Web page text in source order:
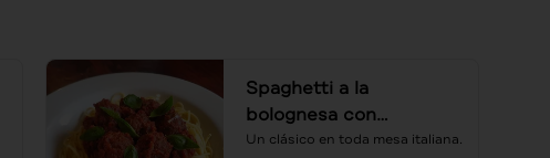
Spaghetti a la
bolognesa con
albóndigas
Un clásico en toda mesa italiana.